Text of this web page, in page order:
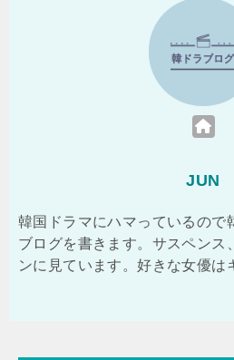
JUN
韓国ドラマにハマっているので
ブログを書きます。サスペンス
ンに見ています。好きな女優は